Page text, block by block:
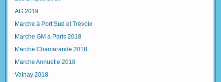
AG 2019
Marche à Port Sud et Trévoix
Marche GM à Paris 2018
Marche Chamarande 2018
Marche Annuelle 2018
Valnay 2018